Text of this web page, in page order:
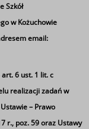
Wojskowego)
Szkół
w Kożuchowie
email:
6 ust. 1 lit. c
realizacji zadań w
– Prawo
r., poz. 59 oraz Ustawy